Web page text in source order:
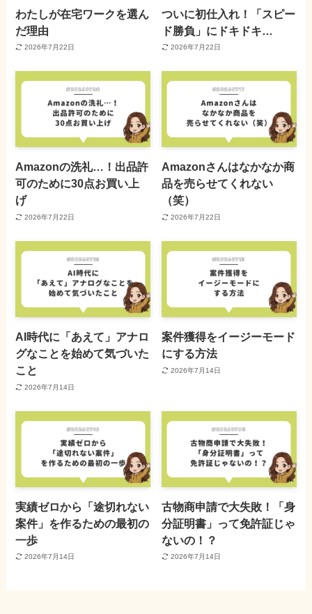
わたしが在宅ワークを選ん
だ理由
2026年7月22日
ついに初仕入れ！「スピー
ド勝負」にドキドキ…
2026年7月22日
Amazonの洗礼…！出品許
可のために30点お買い上
げ
2026年7月22日
Amazonさんはなかなか商
品を売らせてくれない
（笑）
2026年7月22日
AI時代に「あえて」アナロ
グなことを始めて気づいた
こと
2026年7月14日
案件獲得をイージーモード
にする方法
2026年7月14日
実績ゼロから「途切れない
案件」を作るための最初の
一歩
2026年7月14日
古物商申請で大失敗！「身
分証明書」って免許証じゃ
ないの！？
2026年7月14日